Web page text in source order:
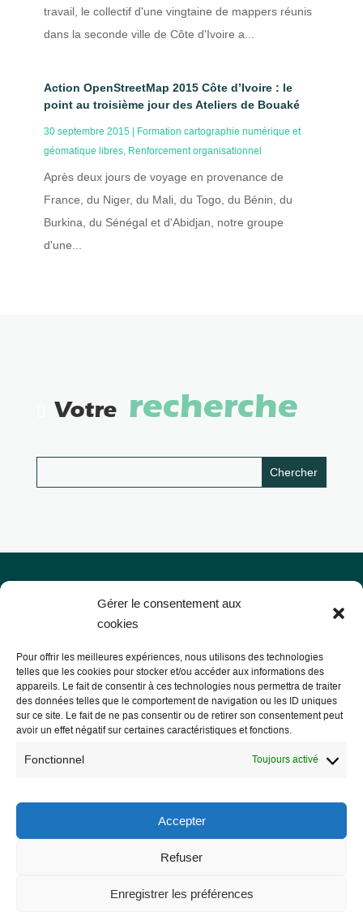
Gérer le consentement aux
cookies
Pour offrir les meilleures expériences, nous utilisons des technologies
telles que les cookies pour stocker et/ou accéder aux informations des
appareils. Le fait de consentir à ces technologies nous permettra de traiter
des données telles que le comportement de navigation ou les ID uniques
sur ce site. Le fait de ne pas consentir ou de retirer son consentement peut
avoir un effet négatif sur certaines caractéristiques et fonctions.
Fonctionnel Toujours activé
Accepter
Refuser
Enregistrer les préférences
travail, le collectif d'une vingtaine de mappers réunis
dans la seconde ville de Côte d'Ivoire a...
Action OpenStreetMap 2015 Côte d’Ivoire : le
point au troisième jour des Ateliers de Bouaké
30 septembre 2015
Formation cartographie numérique et
géomatique libres, Renforcement organisationnel
Après deux jours de voyage en provenance de
France, du Niger, du Mali, du Togo, du Bénin, du
Burkina, du Sénégal et d'Abidjan, notre groupe
d'une...
Votrerecherche
Les Libres Géographes